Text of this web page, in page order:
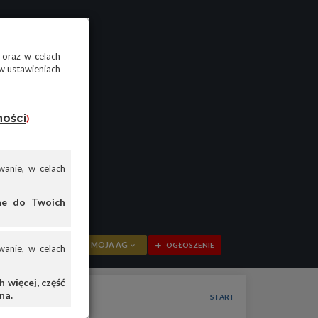
w celach
ustawieniach
)
w celach
do Twoich
w celach
więcej, część
MOJA AG
PRZEGLĄD
OGŁOSZENIE
START